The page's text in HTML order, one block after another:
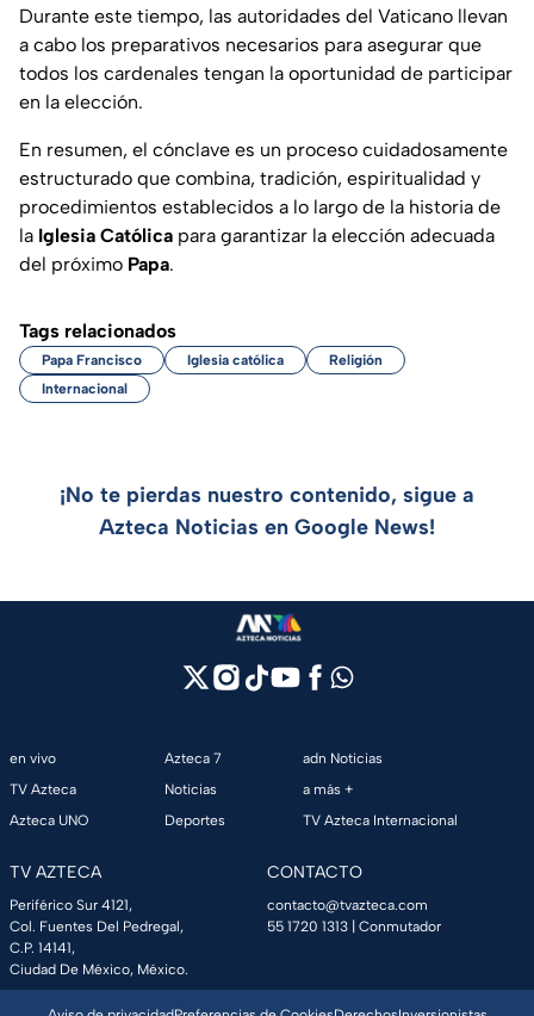
Durante este tiempo, las autoridades del Vaticano llevan
a cabo los preparativos necesarios para asegurar que
todos los cardenales tengan la oportunidad de participar
en la elección.
En resumen, el cónclave es un proceso cuidadosamente
estructurado que combina, tradición, espiritualidad y
procedimientos establecidos a lo largo de la historia de
la Iglesia Católica para garantizar la elección adecuada
del próximo Papa.
Tags relacionados
Papa Francisco Iglesia católica
Religión
Internacional
¡No te pierdas nuestro contenido, sigue a
Azteca Noticias en Google News!
en vivo
TV Azteca
Azteca UNO
Azteca 7
Noticias
Deportes
adn Noticias
a más +
TV Azteca Internacional
TV AZTECA
Periférico Sur 4121,
Col. Fuentes Del Pedregal,
C.P. 14141,
Ciudad De México, México.
CONTACTO
contacto@tvazteca.com
55 1720 1313 | Conmutador